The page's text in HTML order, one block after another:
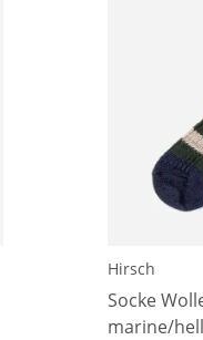
Hirsch
Socke
marine/